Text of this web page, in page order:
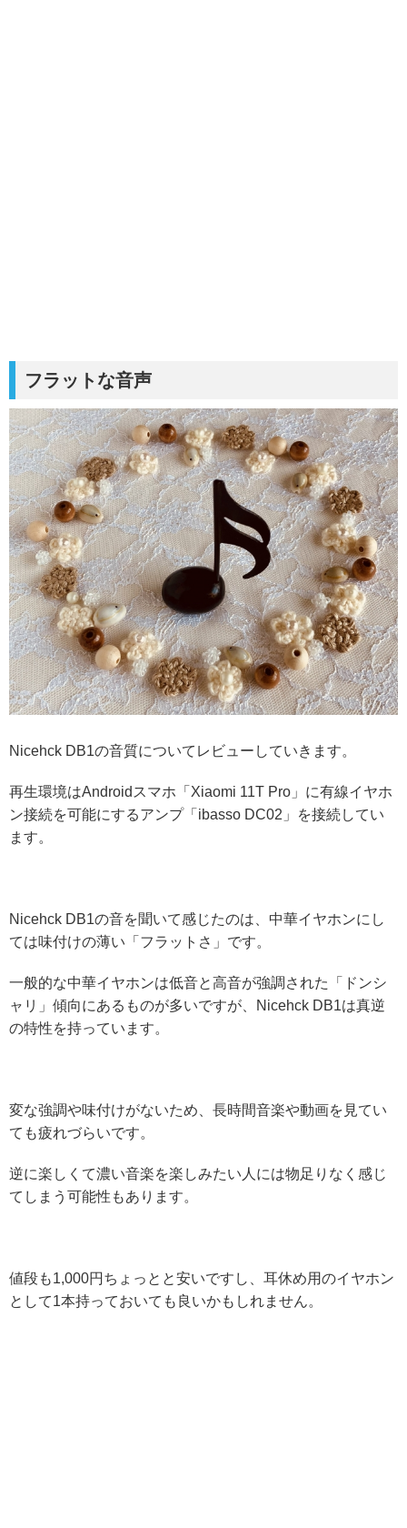
フラットな音声
Nicehck DB1の音質についてレビューしていきます。
再生環境はAndroidスマホ「Xiaomi 11T Pro」に有線イヤホ
ン接続を可能にするアンプ「ibasso DC02」を接続してい
ます。
Nicehck DB1の音を聞いて感じたのは、中華イヤホンにし
ては味付けの薄い「フラットさ」です。
一般的な中華イヤホンは低音と高音が強調された「ドンシ
ャリ」傾向にあるものが多いですが、Nicehck DB1は真逆
の特性を持っています。
変な強調や味付けがないため、長時間音楽や動画を見てい
ても疲れづらいです。
逆に楽しくて濃い音楽を楽しみたい人には物足りなく感じ
てしまう可能性もあります。
値段も1,000円ちょっとと安いですし、耳休め用のイヤホン
として1本持っておいても良いかもしれません。